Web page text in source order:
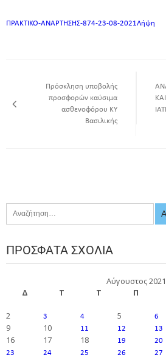
ΠΡΑΚΤΙΚΟ-ΑΝΑΡΤΗΣΗΣ-874-23-08-2021Λήψη
Πρόσκληση υποβολής
προσφορών καύσιμα
ασθενοφόρου ΚΥ
Βασιλικής
ΠΡΌΣΦΑΤΑ ΣΧΌΛΙΑ
Αύγουστος 2021
Δ
Τ Τ Π
2
3 4 5 6
9
10 11 12 13
16
17 18 19 20
23 24 25 26 27